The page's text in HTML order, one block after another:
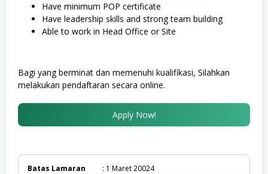
Have minimum POP certificate
Have leadership skills and strong team building
Able to work in Head Office or Site
Bagi yang berminat dan memenuhi kualifikasi, Silahkan
melakukan pendaftaran secara online.
Apply Now!
Batas Lamaran
: 1 Maret 20024